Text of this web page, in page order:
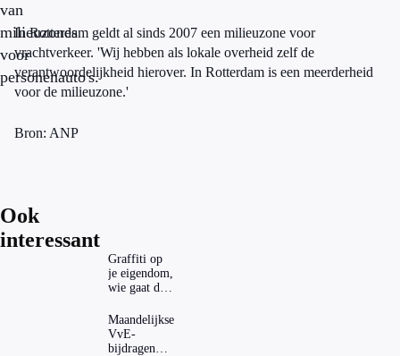
van
milieuzones
voor
personenauto's.
In Rotterdam geldt al sinds 2007 een milieuzone voor
vrachtverkeer. 'Wij hebben als lokale overheid zelf de
verantwoordelijkheid hierover. In Rotterdam is een meerderheid
voor de milieuzone.'
Bron: ANP
Ook
interessant
Graffiti op
je eigendom,
wie gaat dat
Maandelijkse
VvE-
bijdragen